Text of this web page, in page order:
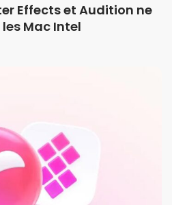
Effects et Audition ne
Mac Intel